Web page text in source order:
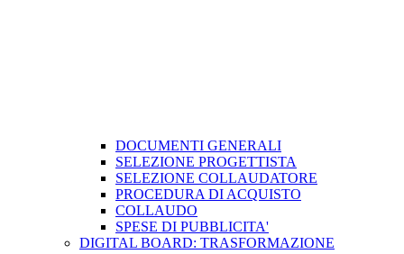
DOCUMENTI GENERALI
SELEZIONE PROGETTISTA
SELEZIONE COLLAUDATORE
PROCEDURA DI ACQUISTO
COLLAUDO
SPESE DI PUBBLICITA'
DIGITAL BOARD: TRASFORMAZIONE